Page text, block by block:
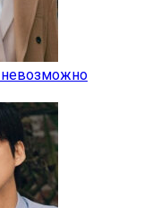
невозможно